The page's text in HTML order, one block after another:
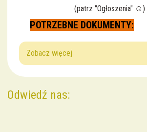
(patrz "Ogłoszenia" ☺️)
POTRZEBNE DOKUMENTY:
Zobacz więcej
Odwiedź nas: